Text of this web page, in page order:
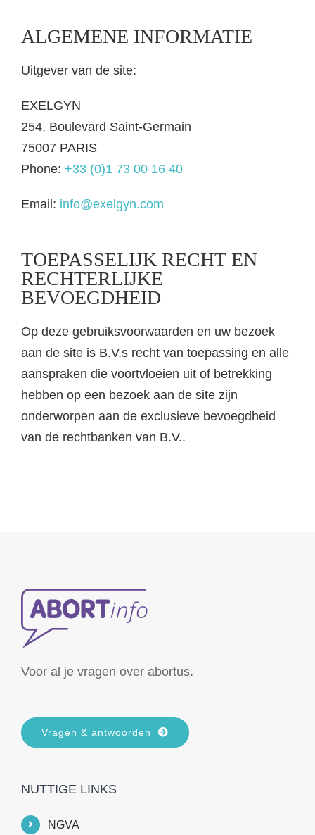
ALGEMENE INFORMATIE
Uitgever van de site:
EXELGYN
254, Boulevard Saint-Germain
75007 PARIS
Phone: +33 (0)1 73 00 16 40
Email: info@exelgyn.com
TOEPASSELIJK RECHT EN
RECHTERLIJKE
BEVOEGDHEID
Op deze gebruiksvoorwaarden en uw bezoek
aan de site is B.V.s recht van toepassing en alle
aanspraken die voortvloeien uit of betrekking
hebben op een bezoek aan de site zijn
onderworpen aan de exclusieve bevoegdheid
van de rechtbanken van B.V..
Voor al je vragen over abortus.
Vragen & antwoorden
NUTTIGE LINKS
NGVA